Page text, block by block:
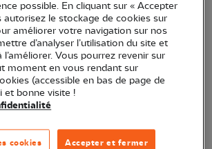
possible. En cliquant sur « Accepter
autorisez le stockage de cookies sur
améliorer votre navigation sur nos
d’analyser l’utilisation du site et
Vous pourrez revenir sur
moment en vous rendant sur
(accessible en bas de page de
et bonne visite !
Accepter et fermer
cookies